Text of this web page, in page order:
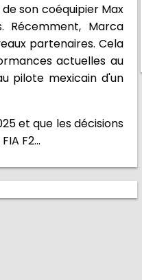
son coéquipier Max
Récemment, Marca
partenaires. Cela
actuelles au
pilote mexicain d'un
et que les décisions
F2...